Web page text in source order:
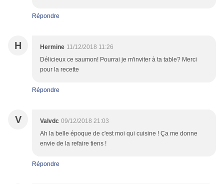
Répondre
H Hermine 11/12/2018 11:26
Délicieux ce saumon! Pourrai je m'inviter à ta table? Merci
pour la recette
Répondre
V Valvdc 09/12/2018 21:03
Ah la belle époque de c'est moi qui cuisine ! Ça me donne
envie de la refaire tiens !
Répondre